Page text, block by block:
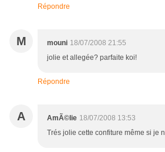
Répondre
M mouni 18/07/2008 21:55
jolie et allegée? parfaite koi!
Répondre
A AmÃ©lie 18/07/2008 13:53
Trés jolie cette confiture même si je